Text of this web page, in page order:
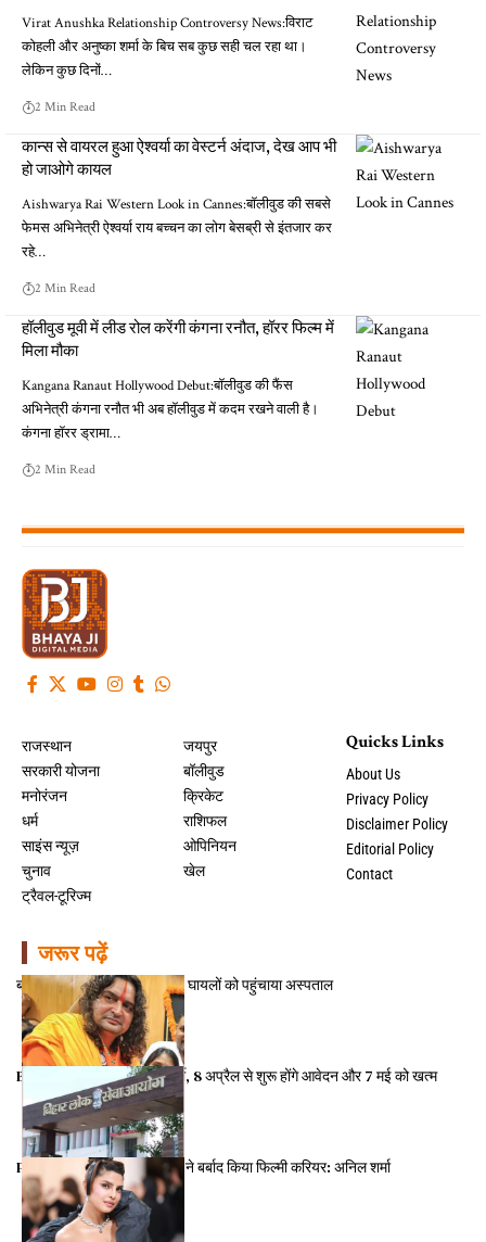
Virat Anushka Relationship Controversy News:विराट
कोहली और अनुष्का शर्मा के बिच सब कुछ सही चल रहा था।
लेकिन कुछ दिनों…
2 Min Read
कान्स से वायरल हुआ ऐश्वर्या का वेस्टर्न अंदाज, देख आप भी
हो जाओगे कायल
Aishwarya Rai Western Look in Cannes:बॉलीवुड की सबसे
फेमस अभिनेत्री ऐश्वर्या राय बच्चन का लोग बेसब्री से इंतजार कर
रहे…
2 Min Read
हॉलीवुड मूवी में लीड रोल करेंगी कंगना रनौत, हॉरर फिल्म में
मिला मौका
Kangana Ranaut Hollywood Debut:बॉलीवुड की फैंस
अभिनेत्री कंगना रनौत भी अब हॉलीवुड में कदम रखने वाली है।
कंगना हॉरर ड्रामा…
2 Min Read
राजस्थान
सरकारी योजना
मनोरंजन
धर्म
साइंस न्यूज़
चुनाव
ट्रैवल-टूरिज्म
जयपुर
बॉलीवुड
क्रिकेट
राशिफल
ओपिनियन
खेल
Quicks Links
About Us
Privacy Policy
Disclaimer Policy
Editorial Policy
Contact
जरूर पढ़ें
बालमुकुंद आचार्य ने सड़क पर पड़े घायलों को पहुंचाया अस्पताल
BPSC ने निकाली बंपर सीधी भर्ती, 8 अप्रैल से शुरू होंगे आवेदन और 7 मई को खत्म
Priyanka Chopra की नाक ने बर्बाद किया फिल्मी करियर: अनिल शर्मा